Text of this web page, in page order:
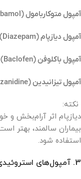
آمپول متوکاربامول (Methocarbamol)
آمپول دیازپام (Diazepam)
آمپول باکلوفن (Baclofen)
آمپول تیزانیدین (Tizanidine)
نکته:
دیازپام اثر آرام‌بخش و
بیماران سالمند، بهتر
استفاده شود.
3. آمپول‌های استروئیدی (کورتونی)